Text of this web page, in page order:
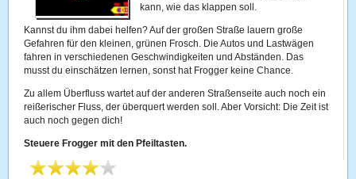
kann, wie das klappen soll.
Kannst du ihm dabei helfen? Auf der großen Straße lauern große
Gefahren für den kleinen, grünen Frosch. Die Autos und Lastwägen
fahren in verschiedenen Geschwindigkeiten und Abständen. Das
musst du einschätzen lernen, sonst hat Frogger keine Chance.
Zu allem Überfluss wartet auf der anderen Straßenseite auch noch ein
reißerischer Fluss, der überquert werden soll. Aber Vorsicht: Die Zeit ist
auch noch gegen dich!
Steuere Frogger mit den Pfeiltasten.